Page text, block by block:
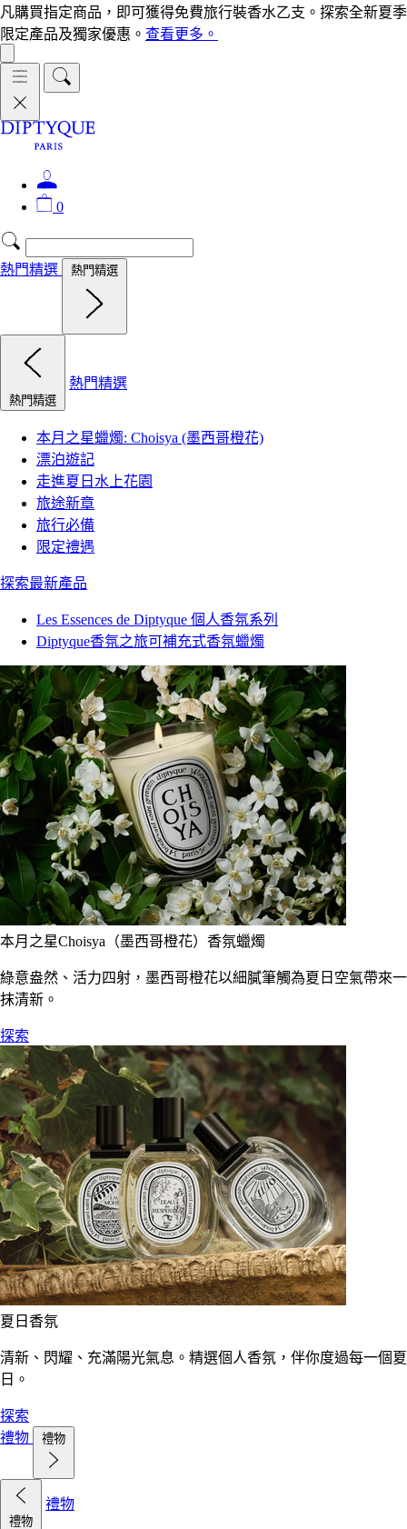
凡購買指定商品，即可獲得免費旅行裝香水乙支。探索全新夏季
限定產品及獨家優惠。 查看更多。
0
熱門精選 熱門精選
熱門精選
熱門精選
本月之星蠟燭: Choisya (墨西哥橙花)
漂泊遊記
走進夏日水上花園
旅途新章
旅行必備
限定禮遇
探索最新產品
Les Essences de Diptyque 個人香氛系列
Diptyque香氛之旅可補充式香氛蠟燭
本月之星Choisya（墨西哥橙花）香氛蠟燭
綠意盎然、活力四射，墨西哥橙花以細膩筆觸為夏日空氣帶來一
抹清新。
探索
夏日香氛
清新、閃耀、充滿陽光氣息。精選個人香氛，伴你度過每一個夏
日。
探索
禮物
禮物
禮物
禮物